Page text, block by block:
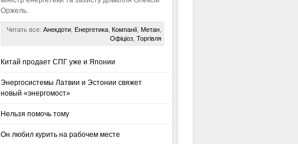
Оржель.
Читать все: Анекдоти, Енергетика, Компанії, Метан,
Офіціоз, Торгівля
Китай продает СПГ уже и Японии
Энергосистемы Латвии и Эстонии свяжет
новый «энергомост»
Нельзя помочь тому
Он любил курить на рабочем месте